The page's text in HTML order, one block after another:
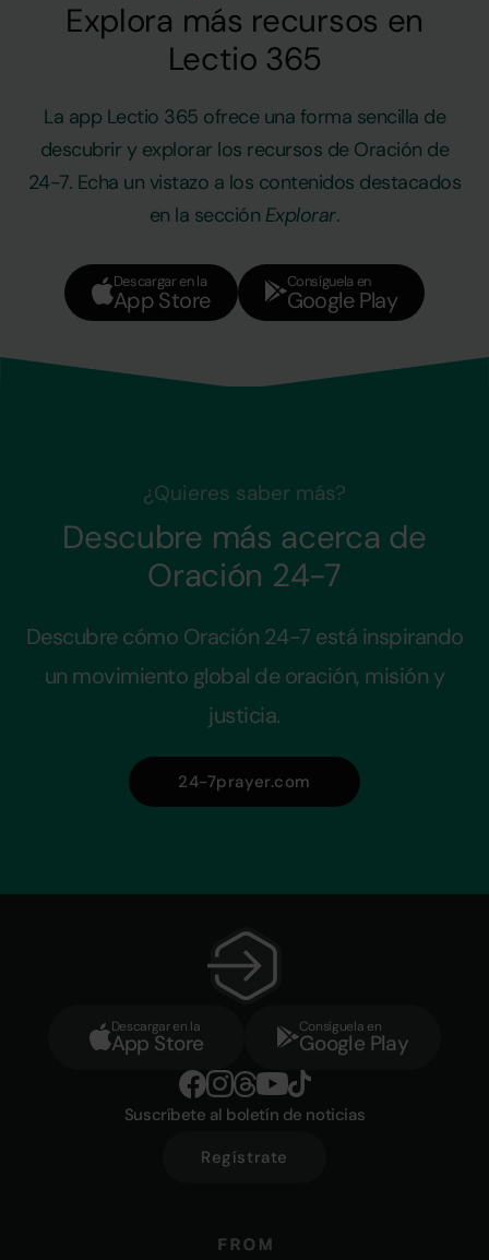
Explora más recursos en
Lectio 365
La app Lectio 365 ofrece una forma sencilla de
descubrir y explorar los recursos de Oración de
24-7. Echa un vistazo a los contenidos destacados
en la sección Explorar.
Descargar en la
App Store
Consíguela en
Google Play
¿Quieres saber más?
Descubre más acerca de
Oración 24-7
Descubre cómo Oración 24-7 está inspirando
un movimiento global de oración, misión y
justicia.
24-7prayer.com
Descargar en la
App Store
Consíguela en
Google Play
Suscríbete al boletín de noticias
Regístrate